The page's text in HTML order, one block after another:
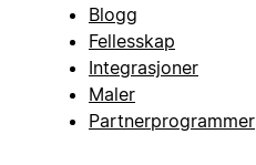
Blogg
Fellesskap
Integrasjoner
Maler
Partnerprogrammer